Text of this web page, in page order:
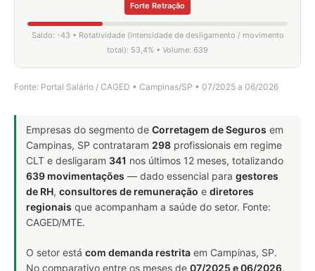
Forte Retração
Saldo: -43 • Rotatividade (intensidade de desligamento / movimento
total): 53,4% • Volume: 639
Fonte: Portal Salário / CAGED • Campinas/SP • 07/2025 a 06/2026
Empresas do segmento de Corretagem de Seguros em
Campinas, SP contrataram 298 profissionais em regime
CLT e desligaram 341 nos últimos 12 meses, totalizando
639 movimentações — dado essencial para gestores
de RH, consultores de remuneração e diretores
regionais que acompanham a saúde do setor. Fonte:
CAGED/MTE.
O setor está com demanda restrita em Campinas, SP.
No comparativo entre os meses de 07/2025 e 06/2026,